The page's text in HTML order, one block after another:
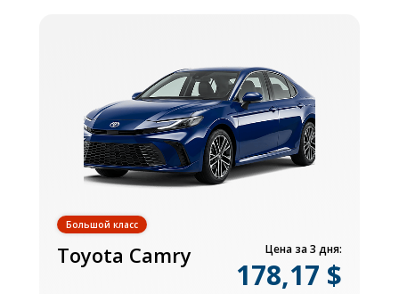
Большой класс
Toyota Camry Цена за 3 дня:
178,17 $